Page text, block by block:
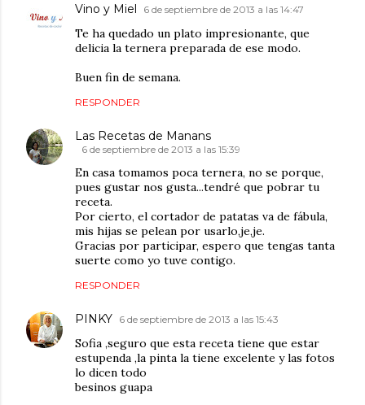
Vino y Miel 6 de septiembre de 2013 a las 14:47
Te ha quedado un plato impresionante, que
delicia la ternera preparada de ese modo.
Buen fin de semana.
RESPONDER
Las Recetas de Manans
6 de septiembre de 2013 a las 15:39
En casa tomamos poca ternera, no se porque,
pues gustar nos gusta...tendré que pobrar tu
receta.
Por cierto, el cortador de patatas va de fábula,
mis hijas se pelean por usarlo,je,je.
Gracias por participar, espero que tengas tanta
suerte como yo tuve contigo.
RESPONDER
PINKY 6 de septiembre de 2013 a las 15:43
Sofia ,seguro que esta receta tiene que estar
estupenda ,la pinta la tiene excelente y las fotos
lo dicen todo
besinos guapa